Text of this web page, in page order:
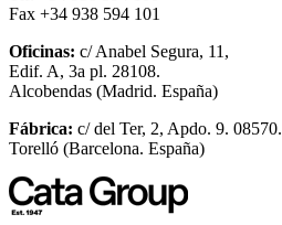
Fax +34 938 594 101
Oficinas: c/ Anabel Segura, 11,
Edif. A, 3a pl. 28108.
Alcobendas (Madrid. España)
Fábrica: c/ del Ter, 2, Apdo. 9. 08570.
Torelló (Barcelona. España)